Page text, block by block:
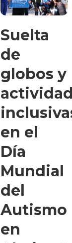
Suelta
de
globos y
en el
Día
Mundial
del
Autismo
en